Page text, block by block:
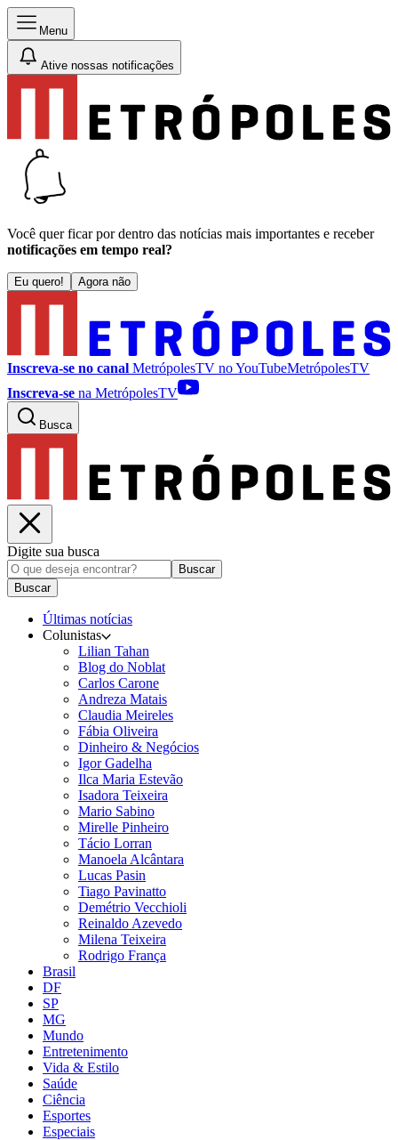
Menu
Ative nossas notificações
Você quer ficar por dentro das notícias mais importantes e receber
notificações em tempo real?
Eu quero! Agora não
Inscreva-se no canal MetrópolesTV noYouTubeMetrópolesTV
Inscreva-se na MetrópolesTV
Busca
Digite sua busca
Buscar
Buscar
Últimas notícias
Colunistas
Lilian Tahan
Blog do Noblat
Carlos Carone
Andreza Matais
Claudia Meireles
Fábia Oliveira
Dinheiro & Negócios
Igor Gadelha
Ilca Maria Estevão
Isadora Teixeira
Mario Sabino
Mirelle Pinheiro
Tácio Lorran
Manoela Alcântara
Lucas Pasin
Tiago Pavinatto
Demétrio Vecchioli
Reinaldo Azevedo
Milena Teixeira
Rodrigo França
Brasil
DF
SP
MG
Mundo
Entretenimento
Vida & Estilo
Saúde
Ciência
Esportes
Especiais